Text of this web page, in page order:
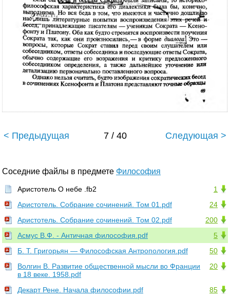
< Предыдущая 7 / 40 Следующая >
Соседние файлы в предмете Философия
1
Аристотель О небе .fb2
24
Аристотель. Собрание сочинений. Том 01.pdf
200
Аристотель. Собрание сочинений. Том 02.pdf
5
Асмус В.Ф. - Античная философия.pdf
50
Б. Т. Григорьян — Философская Антропология.pdf
20
Волгин В. Развитие общественной мысли во Франции
в 18 веке. 1958.pdf
85
Декарт Рене. Начала философии.pdf